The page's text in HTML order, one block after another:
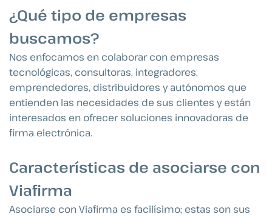
¿Qué tipo de empresas
buscamos?
Nos enfocamos en colaborar con empresas
tecnológicas, consultoras, integradores,
emprendedores, distribuidores y autónomos que
entienden las necesidades de sus clientes y están
interesados en ofrecer soluciones innovadoras de
firma electrónica.
Características de asociarse con
Viafirma
Asociarse con Viafirma es facilísimo; estas son sus